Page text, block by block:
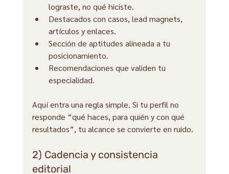
lograste, no qué hiciste.
Destacados con casos, lead magnets,
artículos y enlaces.
Sección de aptitudes alineada a tu
posicionamiento.
Recomendaciones que validen tu
especialidad.
Aquí entra una regla simple. Si tu perfil no
responde “qué haces, para quién y con qué
resultados”, tu alcance se convierte en ruido.
2) Cadencia y consistencia
editorial